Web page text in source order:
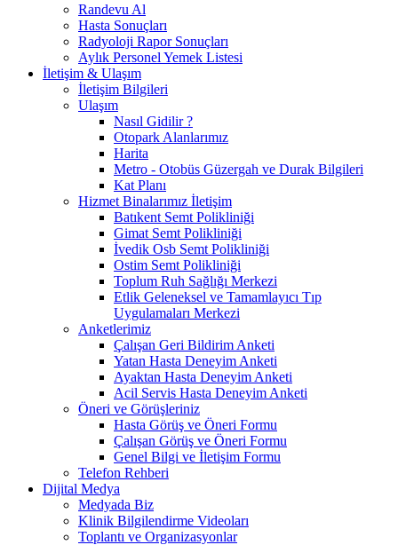
Randevu Al
Hasta Sonuçları
Radyoloji Rapor Sonuçları
Aylık Personel Yemek Listesi
İletişim & Ulaşım
İletişim Bilgileri
Ulaşım
Nasıl Gidilir ?
Otopark Alanlarımız
Harita
Metro - Otobüs Güzergah ve Durak Bilgileri
Kat Planı
Hizmet Binalarımız İletişim
Batıkent Semt Polikliniği
Gimat Semt Polikliniği
İvedik Osb Semt Polikliniği
Ostim Semt Polikliniği
Toplum Ruh Sağlığı Merkezi
Etlik Geleneksel ve Tamamlayıcı Tıp
Uygulamaları Merkezi
Anketlerimiz
Çalışan Geri Bildirim Anketi
Yatan Hasta Deneyim Anketi
Ayaktan Hasta Deneyim Anketi
Acil Servis Hasta Deneyim Anketi
Öneri ve Görüşleriniz
Hasta Görüş ve Öneri Formu
Çalışan Görüş ve Öneri Formu
Genel Bilgi ve İletişim Formu
Telefon Rehberi
Dijital Medya
Medyada Biz
Klinik Bilgilendirme Videoları
Toplantı ve Organizasyonlar